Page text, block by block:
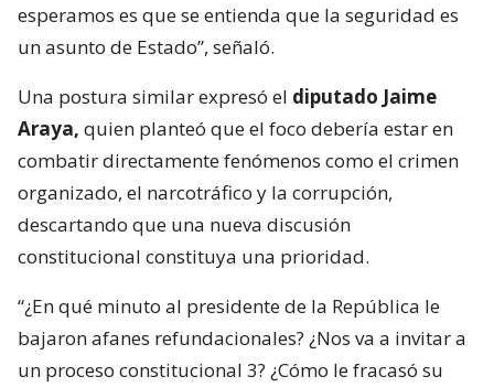
esperamos es que se entienda que la seguridad es
un asunto de Estado”, señaló.
Una postura similar expresó el diputado Jaime
Araya, quien planteó que el foco debería estar en
combatir directamente fenómenos como el crimen
organizado, el narcotráfico y la corrupción,
descartando que una nueva discusión
constitucional constituya una prioridad.
“¿En qué minuto al presidente de la República le
bajaron afanes refundacionales? ¿Nos va a invitar a
un proceso constitucional 3? ¿Cómo le fracasó su